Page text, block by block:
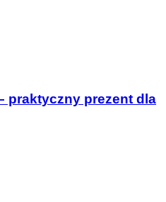
praktyczny prezent dla